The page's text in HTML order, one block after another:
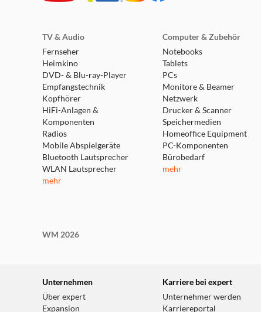
TV & Audio
Fernseher
Heimkino
DVD- & Blu-ray-Player
Empfangstechnik
Kopfhörer
HiFi-Anlagen &
Komponenten
Radios
Mobile Abspielgeräte
Bluetooth Lautsprecher
WLAN Lautsprecher
mehr
Computer & Zubehör
Notebooks
Tablets
PCs
Monitore & Beamer
Netzwerk
Drucker & Scanner
Speichermedien
Homeoffice Equipment
PC-Komponenten
Bürobedarf
mehr
WM 2026
Unternehmen
Über expert
Expansion
Karriere bei expert
Unternehmer werden
Karriereportal